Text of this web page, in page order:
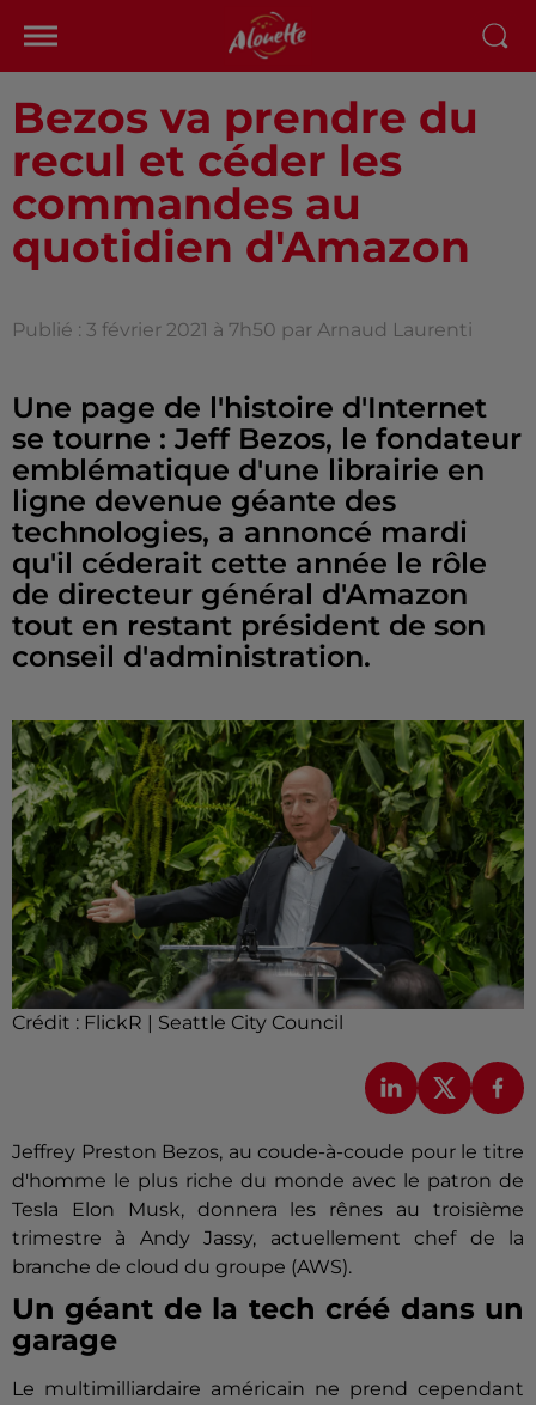
Bezos va prendre du
recul et céder les
commandes au
quotidien d'Amazon
Publié : 3 février 2021 à 7h50 par Arnaud Laurenti
Une page de l'histoire d'Internet
se tourne : Jeff Bezos, le fondateur
emblématique d'une librairie en
ligne devenue géante des
technologies, a annoncé mardi
qu'il céderait cette année le rôle
de directeur général d'Amazon
tout en restant président de son
conseil d'administration.
Crédit : FlickR | Seattle City Council
Jeffrey Preston Bezos, au coude-à-coude pour le titre
d'homme le plus riche du monde avec le patron de
Tesla Elon Musk, donnera les rênes au troisième
trimestre à Andy Jassy, actuellement chef de la
branche de cloud du groupe (AWS).
Un géant de la tech créé dans un
garage
Le multimilliardaire américain ne prend cependant